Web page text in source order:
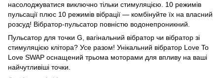
насолоджуватися виключно тільки стимуляцією. 10 режимів
пульсації плюс 10 режимів вібрації — комбінуйте їх на власний
розсуд! Вібратор-пульсатор повністю водонепроникний.
Пульсатор для точки G, вагінальний вібратор чи вібратор зі
стимуляцією клітора? Усе разом! Унікальний вібратор Love To
Love SWAP оснащений трьома моторами для впливу на ваші
найчутливіші точки.